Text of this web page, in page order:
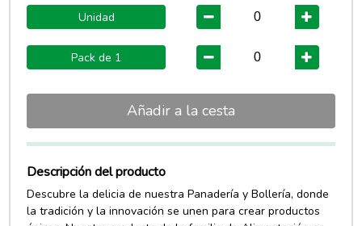
Unidad
Pack de 1
Añadir a la cesta
Descripción del producto
Descubre la delicia de nuestra Panadería y Bollería, donde
la tradición y la innovación se unen para crear productos